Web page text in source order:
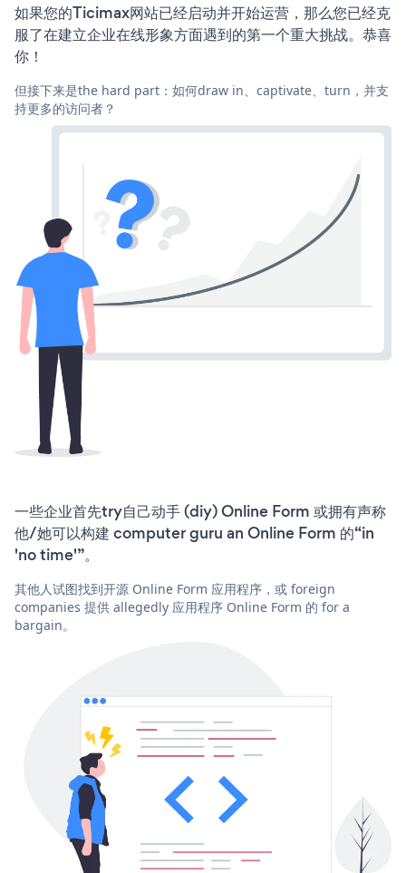
如果您的Ticimax网站已经启动并开始运营，那么您已经克
服了在建立企业在线形象方面遇到的第一个重大挑战。恭喜
你！
但接下来是the hard part：如何draw in、captivate、turn，并支
持更多的访问者？
一些企业首先try自己动手 (diy) Online Form 或拥有声称
他/她可以构建 computer guru an Online Form 的“in
'no time'”。
其他人试图找到开源 Online Form 应用程序，或 foreign
companies 提供 allegedly 应用程序 Online Form 的 for a
bargain。